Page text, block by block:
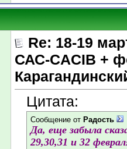
Re: 18-19
САС-CACIB +
Цитата:
Сообщение от Радость
Да, еще забыла
29,30,31 и 32